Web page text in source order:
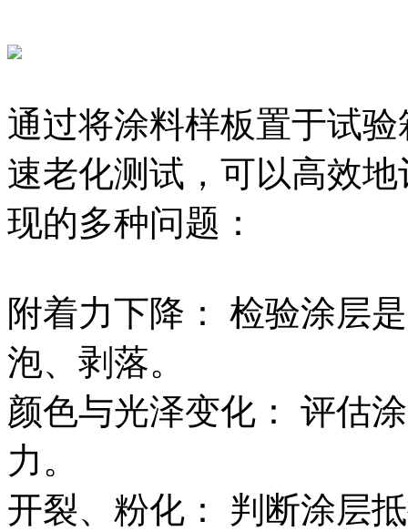
通过将涂料样板置于试
速老化测试，可以高效
现的多种问题：
附着力下降： 检验涂层
泡、剥落。
颜色与光泽变化： 评估
力。
开裂、粉化： 判断涂层